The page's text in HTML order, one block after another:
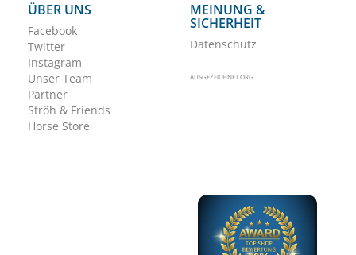
ÜBER UNS
Facebook
Twitter
Instagram
Unser Team
Partner
Ströh & Friends
Horse Store
MEINUNG &
SICHERHEIT
Datenschutz
AUSGEZEICHNET.ORG